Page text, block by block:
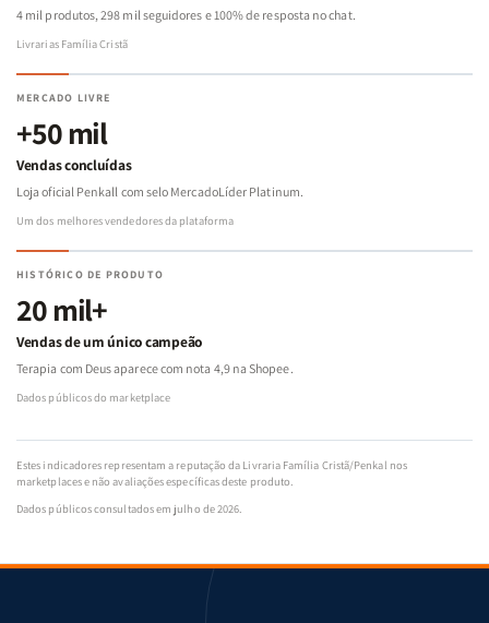
4 mil produtos, 298 mil seguidores e 100% de resposta no chat.
Livrarias Família Cristã
MERCADO LIVRE
+50 mil
Vendas concluídas
Loja oficial Penkall com selo MercadoLíder Platinum.
Um dos melhores vendedores da plataforma
HISTÓRICO DE PRODUTO
20 mil+
Vendas de um único campeão
Terapia com Deus aparece com nota 4,9 na Shopee.
Dados públicos do marketplace
Estes indicadores representam a reputação da Livraria Família Cristã/Penkal nos
marketplaces e não avaliações específicas deste produto.
Dados públicos consultados em julho de 2026.